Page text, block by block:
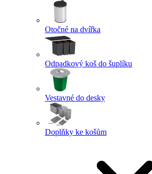
Otočné na dvířka
Odpadkový koš do šuplíku
Vestavné do desky
Doplňky ke košům